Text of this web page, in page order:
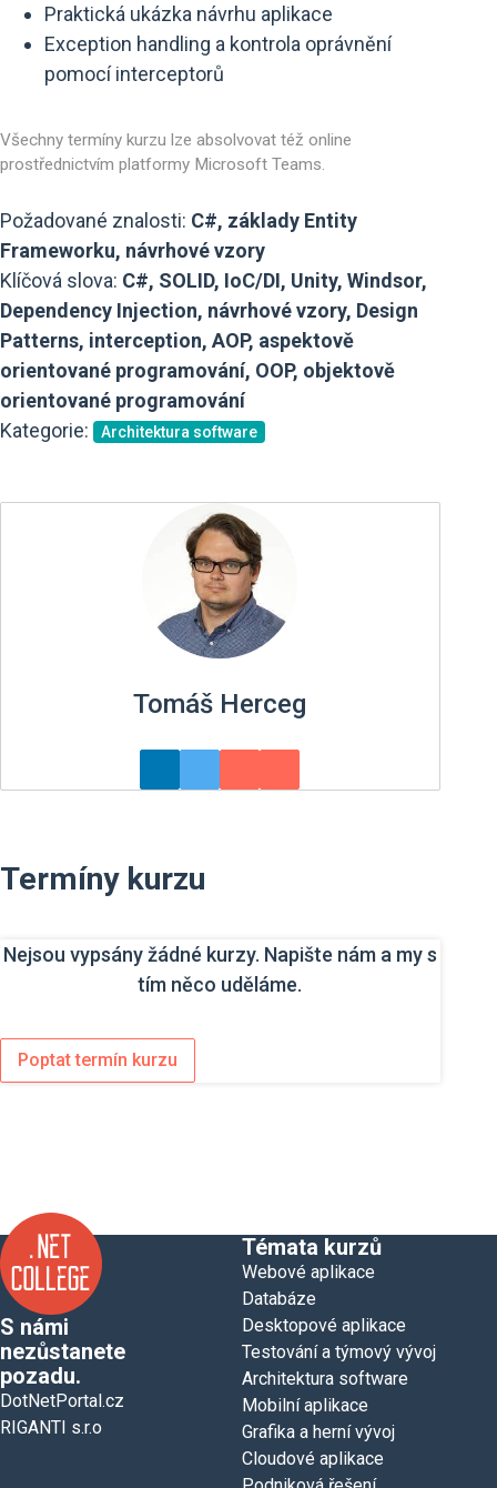
Praktická ukázka návrhu aplikace
Exception handling a kontrola oprávnění
pomocí interceptorů
Všechny termíny kurzu lze absolvovat též online
prostřednictvím platformy Microsoft Teams.
Požadované znalosti: C#, základy Entity
Frameworku, návrhové vzory
Klíčová slova: C#, SOLID, IoC/DI, Unity, Windsor,
Dependency Injection, návrhové vzory, Design
Patterns, interception, AOP, aspektově
orientované programování, OOP, objektově
orientované programování
Kategorie:
Architektura software
Tomáš Herceg
Termíny kurzu
Nejsou vypsány žádné kurzy. Napište nám a my s
tím něco uděláme.
Poptat termín kurzu
S námi
nezůstanete
pozadu.
DotNetPortal.cz
RIGANTI s.r.o
Témata kurzů
Webové aplikace
Databáze
Desktopové aplikace
Testování a týmový vývoj
Architektura software
Mobilní aplikace
Grafika a herní vývoj
Cloudové aplikace